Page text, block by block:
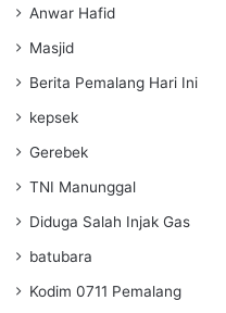
Anwar Hafid
Masjid
Berita Pemalang Hari Ini
kepsek
Gerebek
TNI Manunggal
Diduga Salah Injak Gas
batubara
Kodim 0711 Pemalang